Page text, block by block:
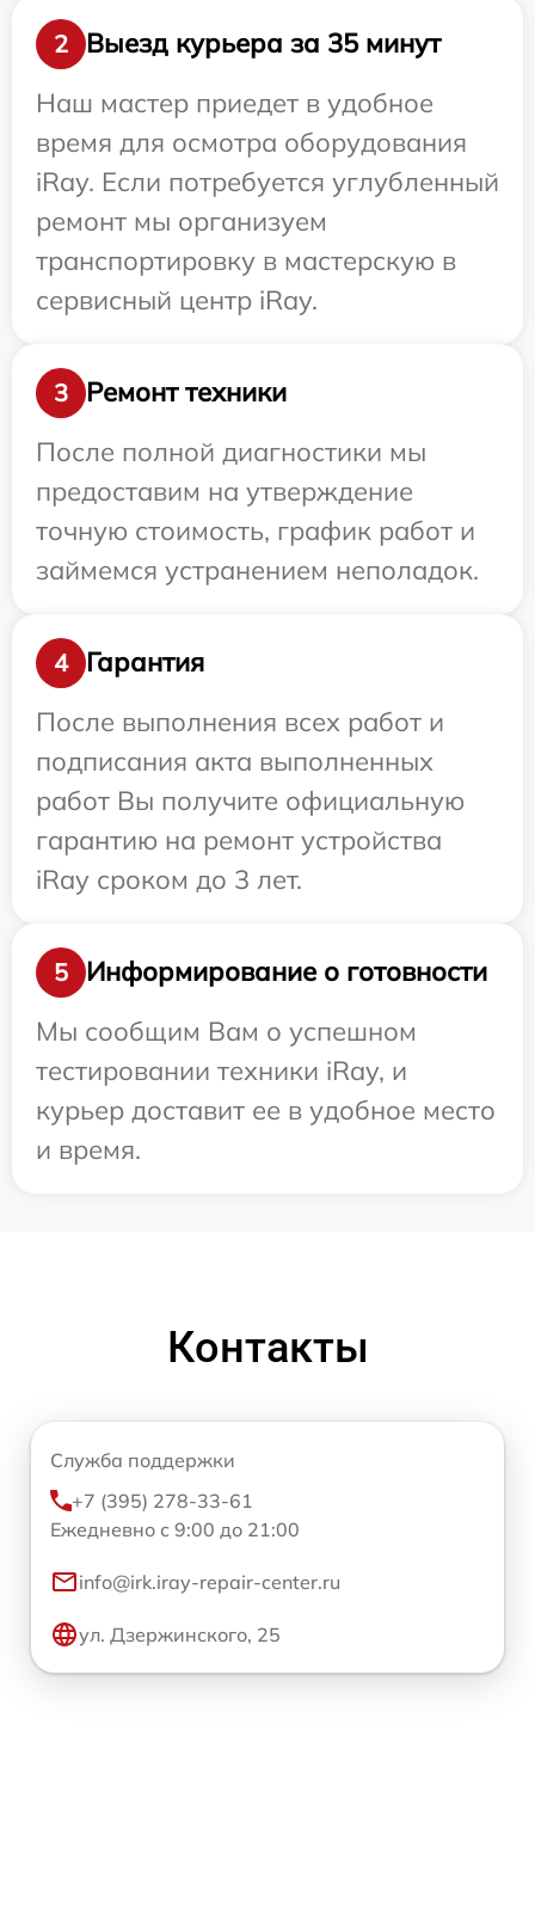
2
Выезд курьера за 35 минут
Наш мастер приедет в удобное
время для осмотра оборудования
iRay. Если потребуется углубленный
ремонт мы организуем
транспортировку в мастерскую в
сервисный центр iRay.
3
Ремонт техники
После полной диагностики мы
предоставим на утверждение
точную стоимость, график работ и
займемся устранением неполадок.
4
Гарантия
После выполнения всех работ и
подписания акта выполненных
работ Вы получите официальную
гарантию на ремонт устройства
iRay сроком до 3 лет.
5
Информирование о готовности
Мы сообщим Вам о успешном
тестировании техники iRay, и
курьер доставит ее в удобное место
и время.
Контакты
Служба поддержки
+7 (395) 278-33-61
Ежедневно с 9:00 до 21:00
info@irk.iray-repair-center.ru
ул. Дзержинского, 25